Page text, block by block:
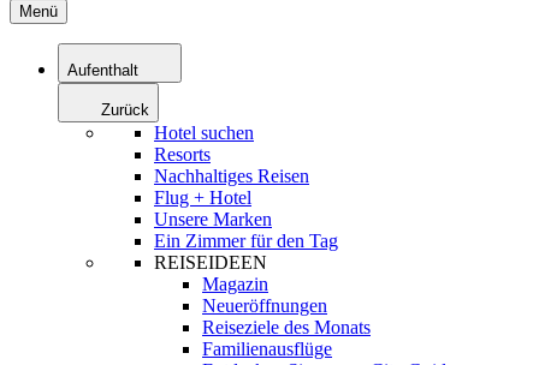
Menü
Aufenthalt
Zurück
Hotel suchen
Resorts
Nachhaltiges Reisen
Flug + Hotel
Unsere Marken
Ein Zimmer für den Tag
REISEIDEEN
Magazin
Neueröffnungen
Reiseziele des Monats
Familienausflüge